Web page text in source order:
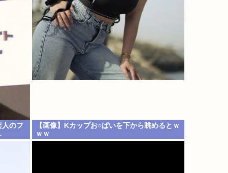
人のフ
【画像】Kカップお○ぱいを下から眺めるとｗ
ｗｗ